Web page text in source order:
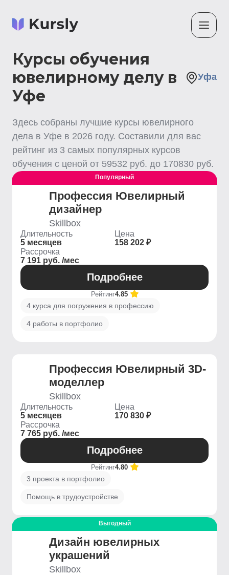
Курсы обучения
ювелирному делу в
Уфе
Уфа
Здесь собраны лучшие курсы ювелирного
дела в Уфе в 2026 году. Составили для вас
рейтинг из 3 самых популярных курсов
обучения с ценой от 59532 руб. до 170830 руб.
Популярный
Профессия Ювелирный
дизайнер
Skillbox
Длительность
5 месяцев
Цена
158 202 ₽
Рассрочка
7 191 руб. /мес
Подробнее
Рейтинг4.85
4 курса для погружения в профессию
4 работы в портфолио
Профессия Ювелирный 3D-
моделлер
Skillbox
Длительность
5 месяцев
Цена
170 830 ₽
Рассрочка
7 765 руб. /мес
Подробнее
Рейтинг4.80
3 проекта в портфолио
Помощь в трудоустройстве
Выгодный
Дизайн ювелирных
украшений
Skillbox